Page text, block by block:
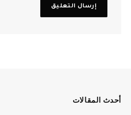
أحدث المقالات